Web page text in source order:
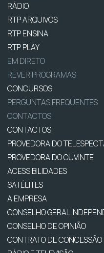
RÁDIO
RTP ARQUIVOS
RTP ENSINA
RTP PLAY
EM DIRETO
REVER PROGRAMAS
CONCURSOS
PERGUNTAS FREQUENTES
CONTACTOS
CONTACTOS
PROVEDORA DO
PROVEDORA DO OUVINTE
ACESSIBILIDADES
SATÉLITES
A EMPRESA
CONSELHO GERAL
CONSELHO DE OPINIÃO
CONTRATO DE